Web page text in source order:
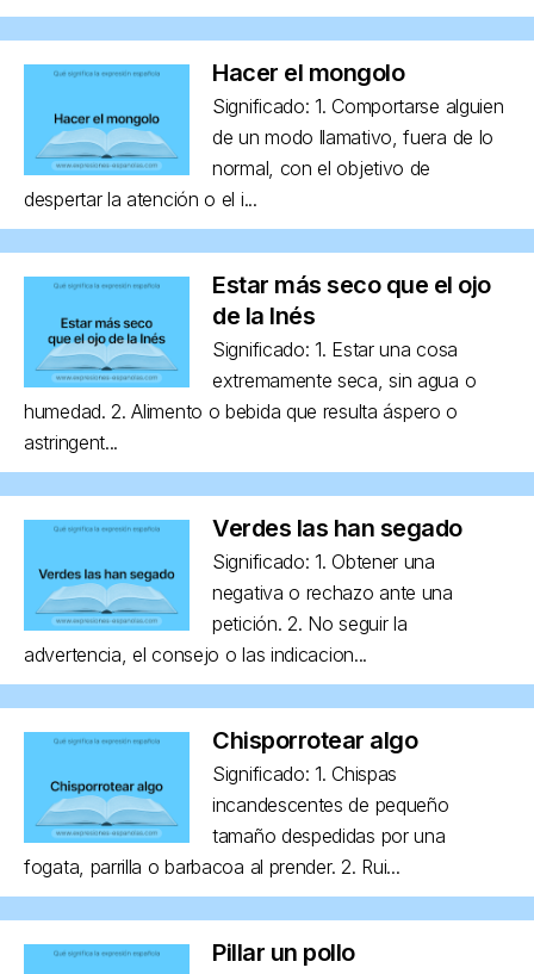
Hacer el mongolo
Significado: 1. Comportarse alguien
de un modo llamativo, fuera de lo
normal, con el objetivo de
despertar la atención o el i...
Estar más seco que el ojo
de la Inés
Significado: 1. Estar una cosa
extremamente seca, sin agua o
humedad. 2. Alimento o bebida que resulta áspero o
astringent...
Verdes las han segado
Significado: 1. Obtener una
negativa o rechazo ante una
petición. 2. No seguir la
advertencia, el consejo o las indicacion...
Chisporrotear algo
Significado: 1. Chispas
incandescentes de pequeño
tamaño despedidas por una
fogata, parrilla o barbacoa al prender. 2. Rui...
Pillar un pollo